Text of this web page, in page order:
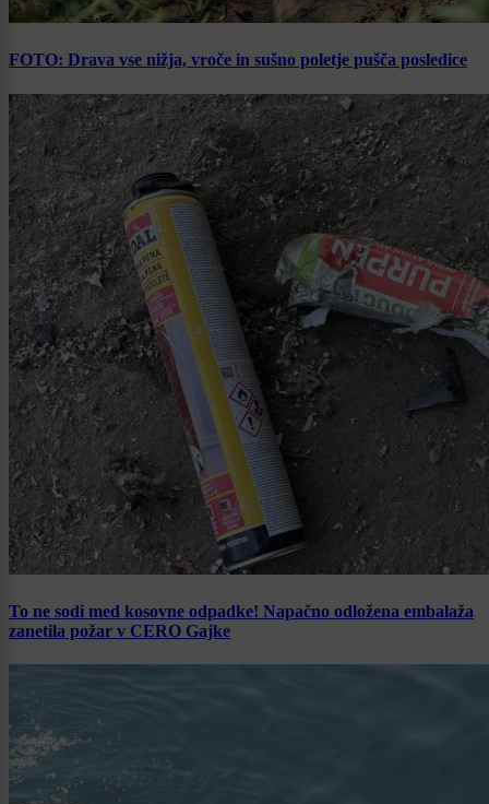
FOTO: Drava vse nižja, vroče in sušno poletje pušča posledice
To ne sodi med kosovne odpadke! Napačno odložena embalaža
zanetila požar v CERO Gajke